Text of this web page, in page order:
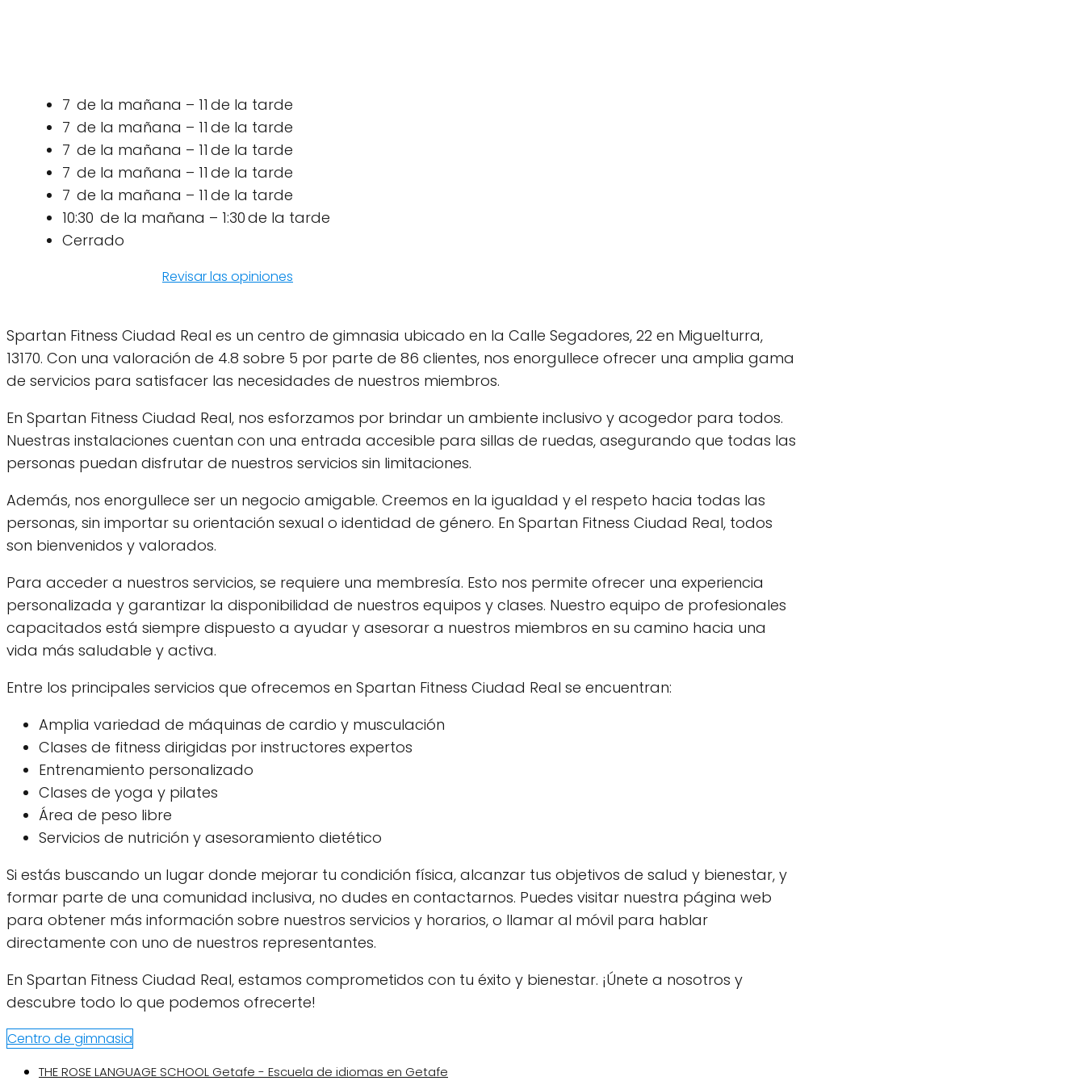
7 de la mañana – 11 de la tarde
7 de la mañana – 11 de la tarde
7 de la mañana – 11 de la tarde
7 de la mañana – 11 de la tarde
7 de la mañana – 11 de la tarde
10:30 de la mañana – 1:30 de la tarde
Cerrado
Revisar las opiniones
Spartan Fitness Ciudad Real es un centro de gimnasia ubicado en la Calle Segadores, 22 en Miguelturra,
13170. Con una valoración de 4.8 sobre 5 por parte de 86 clientes, nos enorgullece ofrecer una amplia gama
de servicios para satisfacer las necesidades de nuestros miembros.
En Spartan Fitness Ciudad Real, nos esforzamos por brindar un ambiente inclusivo y acogedor para todos.
Nuestras instalaciones cuentan con una entrada accesible para sillas de ruedas, asegurando que todas las
personas puedan disfrutar de nuestros servicios sin limitaciones.
Además, nos enorgullece ser un negocio amigable. Creemos en la igualdad y el respeto hacia todas las
personas, sin importar su orientación sexual o identidad de género. En Spartan Fitness Ciudad Real, todos
son bienvenidos y valorados.
Para acceder a nuestros servicios, se requiere una membresía. Esto nos permite ofrecer una experiencia
personalizada y garantizar la disponibilidad de nuestros equipos y clases. Nuestro equipo de profesionales
capacitados está siempre dispuesto a ayudar y asesorar a nuestros miembros en su camino hacia una
vida más saludable y activa.
Entre los principales servicios que ofrecemos en Spartan Fitness Ciudad Real se encuentran:
Amplia variedad de máquinas de cardio y musculación
Clases de fitness dirigidas por instructores expertos
Entrenamiento personalizado
Clases de yoga y pilates
Área de peso libre
Servicios de nutrición y asesoramiento dietético
Si estás buscando un lugar donde mejorar tu condición física, alcanzar tus objetivos de salud y bienestar, y
formar parte de una comunidad inclusiva, no dudes en contactarnos. Puedes visitar nuestra página web
para obtener más información sobre nuestros servicios y horarios, o llamar al móvil para hablar
directamente con uno de nuestros representantes.
En Spartan Fitness Ciudad Real, estamos comprometidos con tu éxito y bienestar. ¡Únete a nosotros y
descubre todo lo que podemos ofrecerte!
Centro de gimnasia
THE ROSE LANGUAGE SCHOOL Getafe - Escuela de idiomas en Getafe